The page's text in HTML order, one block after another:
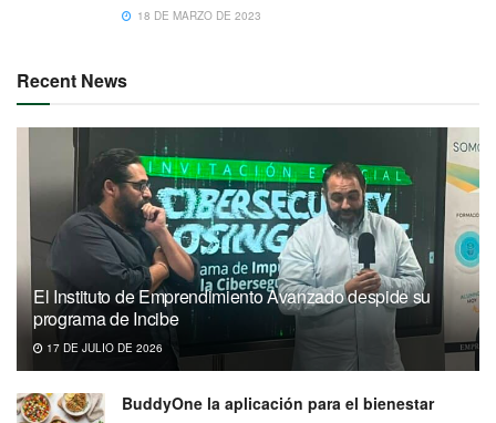
18 DE MARZO DE 2023
Recent News
El Instituto de Emprendimiento Avanzado despide su
programa de Incibe
17 DE JULIO DE 2026
BuddyOne la aplicación para el bienestar